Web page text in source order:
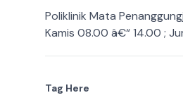
Poliklinik Mata
Kamis 08.00 â€“ 14.00 ;
Tag Here